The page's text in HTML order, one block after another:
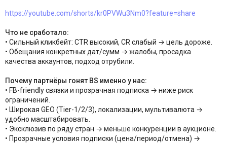
https://youtube.com/shorts/kr0PVWu3Nm0?feature=share
Что не сработало:
• Сильный кликбейт: CTR высокий, CR слабый → цель дороже.
• Обещания конкретных дат/сумм → жалобы, просадка
качества аккаунтов, подход отрубили.
Почему партнёры гонят BS именно у нас:
• FB-friendly связки и прозрачная подписка → ниже риск
ограничений.
• Широкая GEO (Tier-1/2/3), локализации, мультивалюта →
удобно масштабировать.
• Эксклюзив по ряду стран → меньше конкуренции в аукционе.
• Прозрачные условия подписки (цена/период/отмена) →